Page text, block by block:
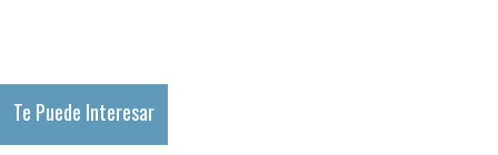
Te Puede Interesar